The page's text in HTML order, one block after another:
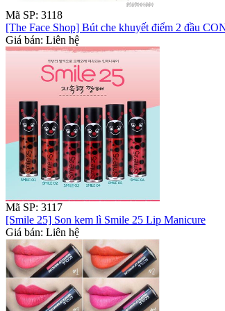
Mã SP: 3118
[The Face Shop] Bút che khuyết điểm 2 đầu
Giá bán: Liên hệ
Mã SP: 3117
[Smile 25] Son kem lì Smile 25 Lip Manicure
Giá bán: Liên hệ